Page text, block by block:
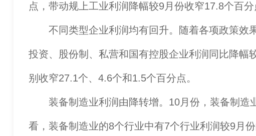
点，带动规上工业利润降幅较9月份收窄17.8个百分
不同类型企业利润均有回升。随着各项政策效
投资、股份制、私营和国有控股企业利润同比降
别收窄27.1个、4.6个和1.5个百分点。
装备制造业利润由降转增。10月份，装备制造
看，装备制造业的8个行业中有7个行业利润较9月